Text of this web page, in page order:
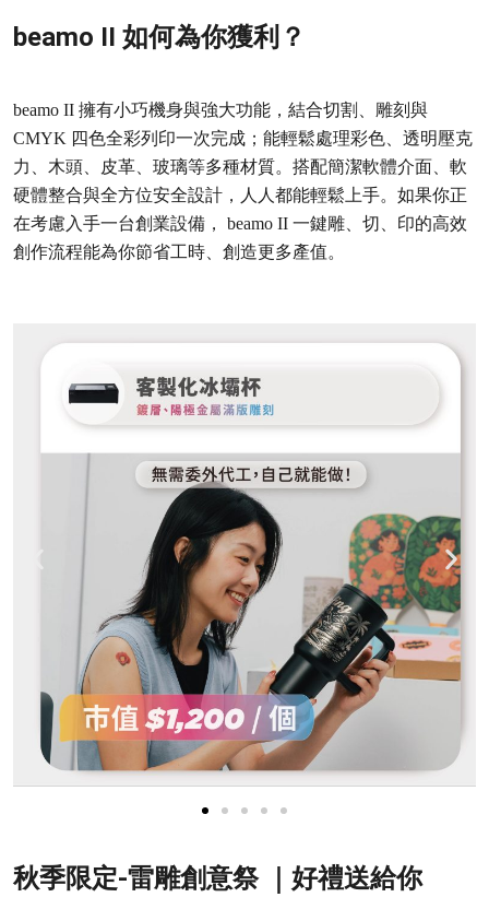
beamo II 如何為你獲利？
beamo II 擁有小巧機身與強大功能，結合切割、雕刻與
CMYK 四色全彩列印一次完成；能輕鬆處理彩色、透明壓克
力、木頭、皮革、玻璃等多種材質。搭配簡潔軟體介面、軟
硬體整合與全方位安全設計，人人都能輕鬆上手。如果你正
在考慮入手一台創業設備， beamo II 一鍵雕、切、印的高效
創作流程能為你節省工時、創造更多產值。
秋季限定-雷雕創意祭 ｜好禮送給你